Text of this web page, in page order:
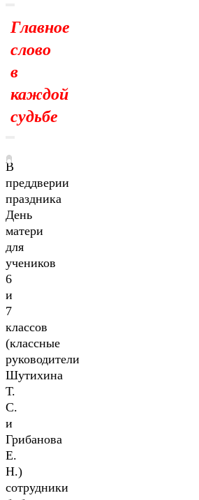
Главное
слово
в
каждой
судьбе
В
преддверии
праздника
День
матери
для
учеников
6
и
7
классов
(классные
руководители
Шутихина
Т.
С.
и
Грибанова
Е.
Н.)
сотрудники